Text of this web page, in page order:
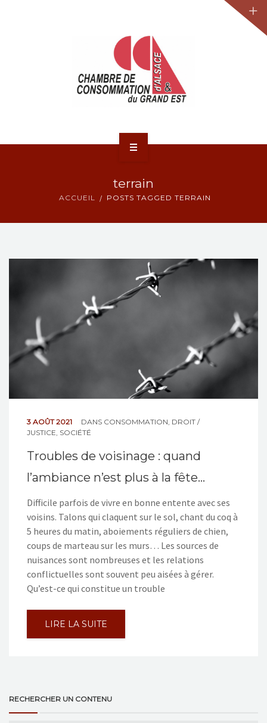
terrain
ACCUEIL POSTS TAGGED TERRAIN
3 AOÛT 2021 DANS CONSOMMATION DROIT /
JUSTICE SOCIÉTÉ
Troubles de voisinage : quand
l’ambiance n’est plus à la fête…
Difficile parfois de vivre en bonne entente avec ses
voisins. Talons qui claquent sur le sol, chant du coq à
5 heures du matin, aboiements réguliers de chien,
coups de marteau sur les murs… Les sources de
nuisances sont nombreuses et les relations
conflictuelles sont souvent peu aisées à gérer.
Qu’est-ce qui constitue un trouble
LIRE LA SUITE
RECHERCHER UN CONTENU